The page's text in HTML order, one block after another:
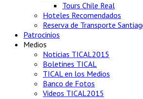
Tours Chile Real
Hoteles Recomendados
Reserva de Transporte
Patrocinios
Medios
Noticias TICAL2015
Boletines TICAL
TICAL en los Medios
Banco de Fotos
Videos TICAL2015